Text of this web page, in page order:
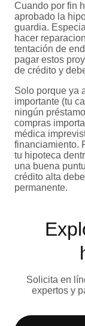
Cuando por fin
aprobado la
guardia.
hacer
tentación de
pagar estos
de crédito y
Solo porque ya
importante (tu
ningún
compras
médica
financiamiento.
tu hipoteca
una buena
crédito alta
permanente.
Solicita en
expertos y